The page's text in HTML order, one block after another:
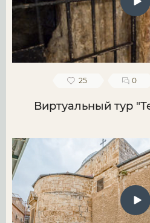
25 0
Виртуальный тур